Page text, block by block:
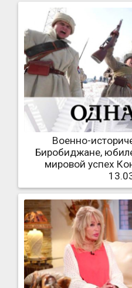
Военно-
Биробиджане,
мировой успех